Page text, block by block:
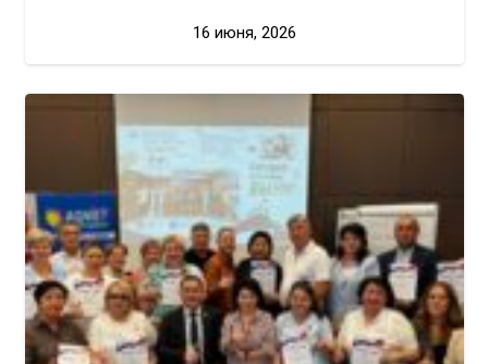
16 июня, 2026